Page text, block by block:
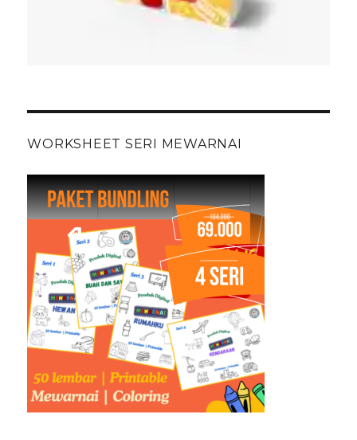
WORKSHEET SERI MEWARNAI